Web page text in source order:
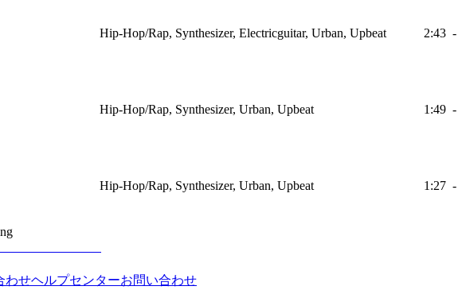
Hip-Hop/Rap, Synthesizer, Electricguitar, Urban, Upbeat 2:43 -
Hip-Hop/Rap, Synthesizer, Urban, Upbeat 1:49 -
Hip-Hop/Rap, Synthesizer, Urban, Upbeat 1:27 -
わせヘルプセンターお問い合わせ